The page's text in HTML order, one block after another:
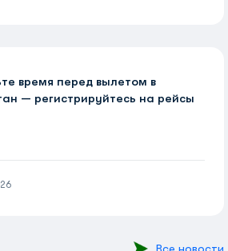
время перед вылетом в
— регистрируйтесь на рейсы